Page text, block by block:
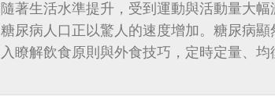
隨著生活水準提升，受到運動與活動量大幅
糖尿病人口正以驚人的速度增加。糖尿病
入瞭解飲食原則與外食技巧，定時定量、